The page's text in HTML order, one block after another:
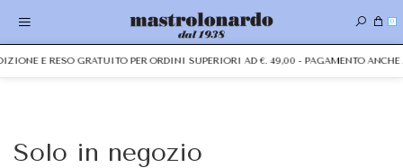
0
E RESO GRATUITO PER ORDINI SUPERIORI AD €. 49,00 - PAGAMENTO ANCHE
Solo in negozio